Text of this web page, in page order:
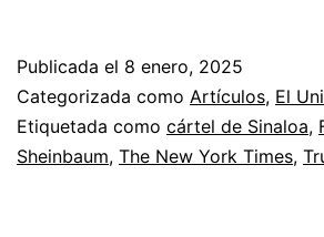
Publicada el 8 enero, 2025
Categorizada como Artículos, El
Etiquetada como cártel de Sinaloa,
Sheinbaum, The New York Times,